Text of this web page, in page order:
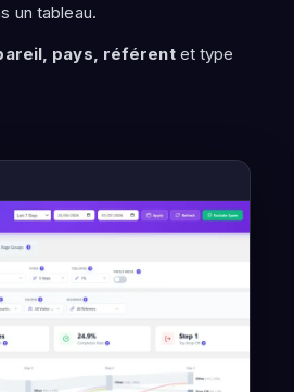
un tableau.
pays, référentet type